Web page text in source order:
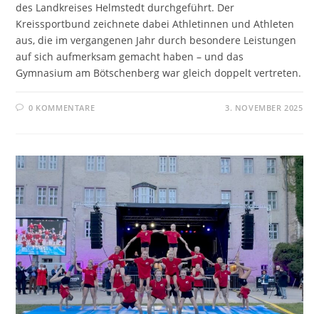
des Landkreises Helmstedt durchgeführt. Der
Kreissportbund zeichnete dabei Athletinnen und Athleten
aus, die im vergangenen Jahr durch besondere Leistungen
auf sich aufmerksam gemacht haben – und das
Gymnasium am Bötschenberg war gleich doppelt vertreten.
0 KOMMENTARE 3. NOVEMBER 2025